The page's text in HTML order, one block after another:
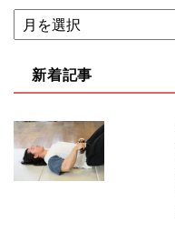
新着記事